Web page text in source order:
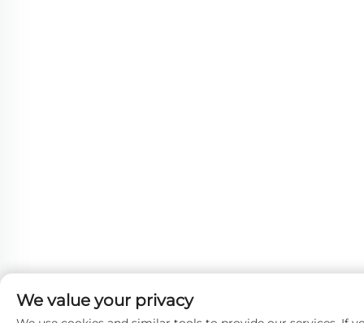
We value your privacy